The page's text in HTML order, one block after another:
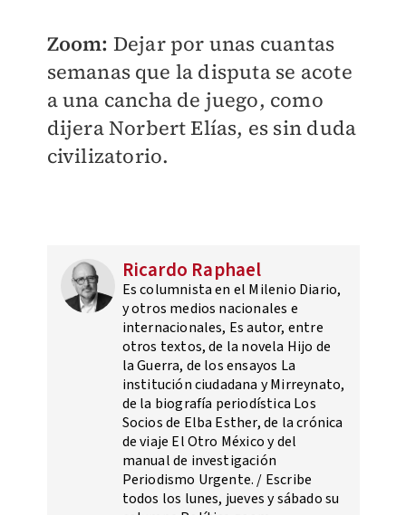
Zoom: Dejar por unas cuantas
semanas que la disputa se acote
a una cancha de juego, como
dijera Norbert Elías, es sin duda
civilizatorio.
Ricardo Raphael
Es columnista en el Milenio Diario,
y otros medios nacionales e
internacionales, Es autor, entre
otros textos, de la novela Hijo de
la Guerra, de los ensayos La
institución ciudadana y Mirreynato,
de la biografía periodística Los
Socios de Elba Esther, de la crónica
de viaje El Otro México y del
manual de investigación
Periodismo Urgente. / Escribe
todos los lunes, jueves y sábado su